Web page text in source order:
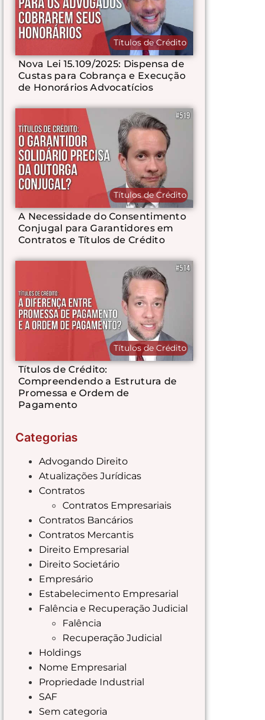
Títulos de Crédito
Nova Lei 15.109/2025: Dispensa de
Custas para Cobrança e Execução
de Honorários Advocatícios
Títulos de Crédito
A Necessidade do Consentimento
Conjugal para Garantidores em
Contratos e Títulos de Crédito
Títulos de Crédito
Títulos de Crédito:
Compreendendo a Estrutura de
Promessa e Ordem de
Pagamento
Categorias
Advogando Direito
Atualizações Jurídicas
Contratos
Contratos Empresariais
Contratos Bancários
Contratos Mercantis
Direito Empresarial
Direito Societário
Empresário
Estabelecimento Empresarial
Falência e Recuperação Judicial
Falência
Recuperação Judicial
Holdings
Nome Empresarial
Propriedade Industrial
SAF
Sem categoria